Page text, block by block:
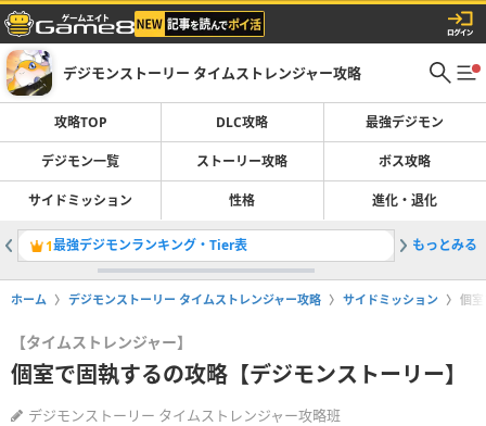
デジモンストーリー タイムストレンジャー攻略
攻略TOP DLC攻略 最強デジモン
デジモン一覧 ストーリー攻略 ボス攻略
サイドミッション 性格 進化・退化
1最強デジモンランキング・Tier表 2サイド
もっとみる
ホーム デジモンストーリー タイムストレンジャー攻略 サイドミッション 個
【タイムストレンジャー】
個室で固執するの攻略【デジモンストーリー】
デジモンストーリー タイムストレンジャー攻略班